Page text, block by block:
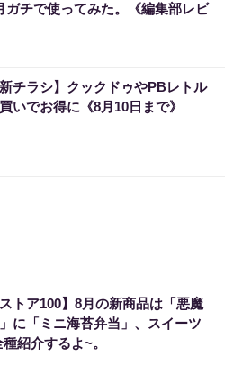
ガチで使ってみた。《編集部レビ
新チラシ】クックドゥやPBレトル
いでお得に《8月10日まで》
ストア100】8月の新商品は「悪魔
に「ミニ海苔弁当」、スイーツ
紹介するよ~。